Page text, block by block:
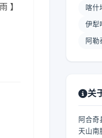
】 喀什
伊犁
阿勒
关
阿合奇
天山南